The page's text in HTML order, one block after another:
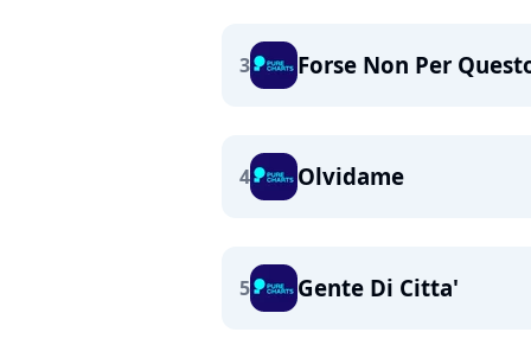
3 Forse Non Per
4 Olvidame
5 Gente Di Citta'